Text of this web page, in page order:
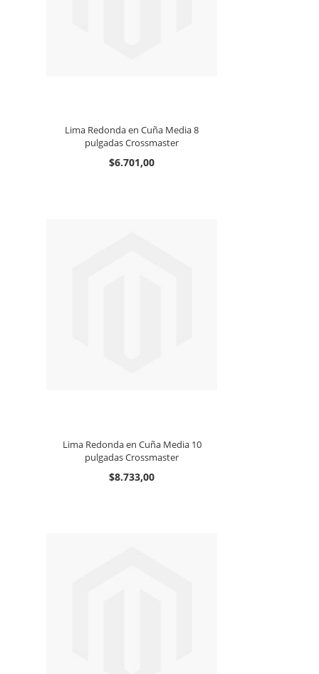
Lima Redonda en Cuña Media 8
pulgadas Crossmaster
$6.701,00
Lima Redonda en Cuña Media 10
pulgadas Crossmaster
$8.733,00